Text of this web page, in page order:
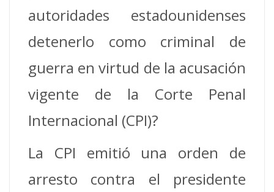
autoridades estadounidenses
detenerlo como criminal de
guerra en virtud de la acusación
vigente de la Corte Penal
Internacional (CPI)?
La CPI emitió una orden de
arresto contra el presidente